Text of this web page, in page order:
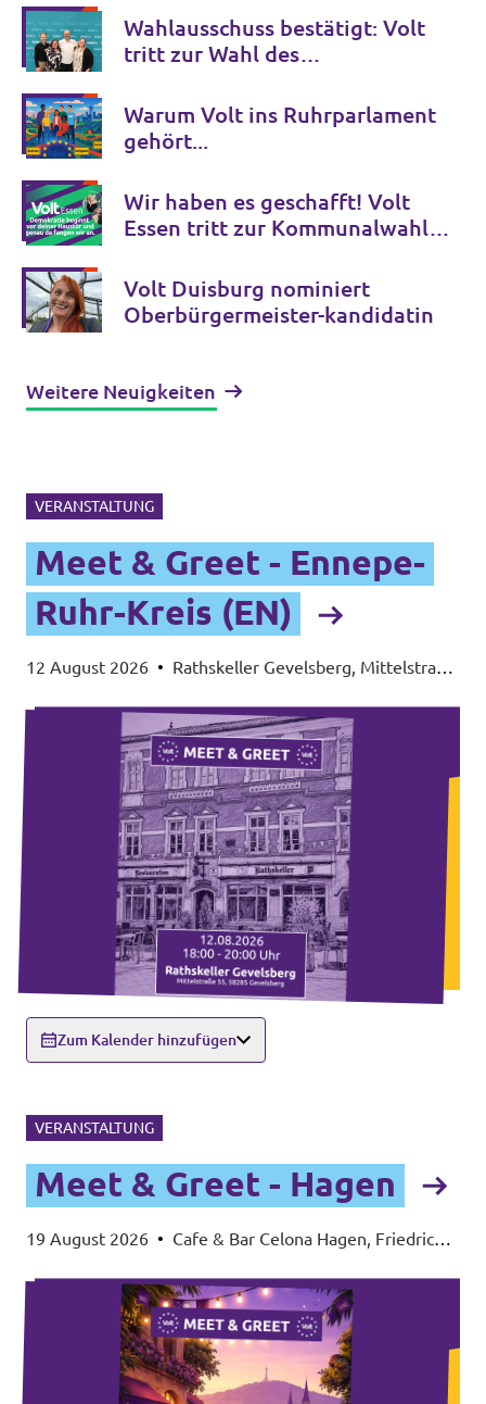
Wahlausschuss bestätigt: Volt
tritt zur Wahl des
Warum Volt ins Ruhrparlament
gehört...
Wir haben es geschafft! Volt
Essen tritt zur Kommunalwahl
Volt Duisburg nominiert
Oberbürgermeister-kandidatin
Weitere Neuigkeiten
VERANSTALTUNG
Meet & Greet - Ennepe-
Ruhr-Kreis (EN)
12 August 2026 • Rathskeller Gevelsberg, Mittelstraße
Zum Kalender hinzufügen
VERANSTALTUNG
Meet & Greet - Hagen
19 August 2026 • Cafe & Bar Celona Hagen, Friedrich-